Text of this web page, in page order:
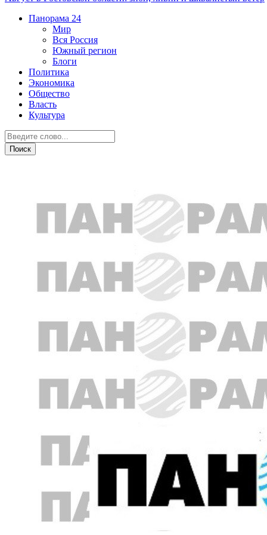
Панорама 24
Мир
Вся Россия
Южный регион
Блоги
Политика
Экономика
Общество
Власть
Культура